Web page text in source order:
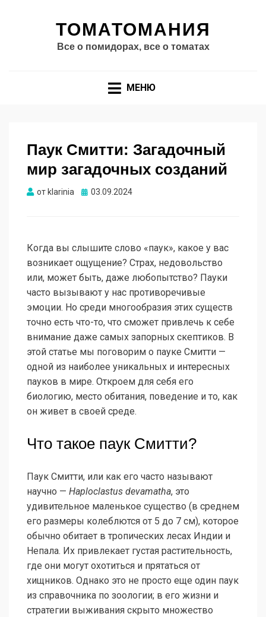
ТОМАТОМАНИЯ
Все о помидорах, все о томатах
МЕНЮ
Паук Смитти: Загадочный
мир загадочных созданий
от klarinia Опубликовано
03.09.2024
Когда вы слышите слово «паук», какое у вас
возникает ощущение? Страх, недовольство
или, может быть, даже любопытство? Пауки
часто вызывают у нас противоречивые
эмоции. Но среди многообразия этих существ
точно есть что-то, что сможет привлечь к себе
внимание даже самых запорных скептиков. В
этой статье мы поговорим о пауке Смитти —
одной из наиболее уникальных и интересных
пауков в мире. Откроем для себя его
биологию, место обитания, поведение и то, как
он живет в своей среде.
Что такое паук Смитти?
Паук Смитти, или как его часто называют
научно — Haploclastus devamatha, это
удивительное маленькое существо (в среднем
его размеры колеблются от 5 до 7 см), которое
обычно обитает в тропических лесах Индии и
Непала. Их привлекает густая растительность,
где они могут охотиться и прятаться от
хищников. Однако это не просто еще один паук
из справочника по зоологии; в его жизни и
стратегии выживания скрыто множество